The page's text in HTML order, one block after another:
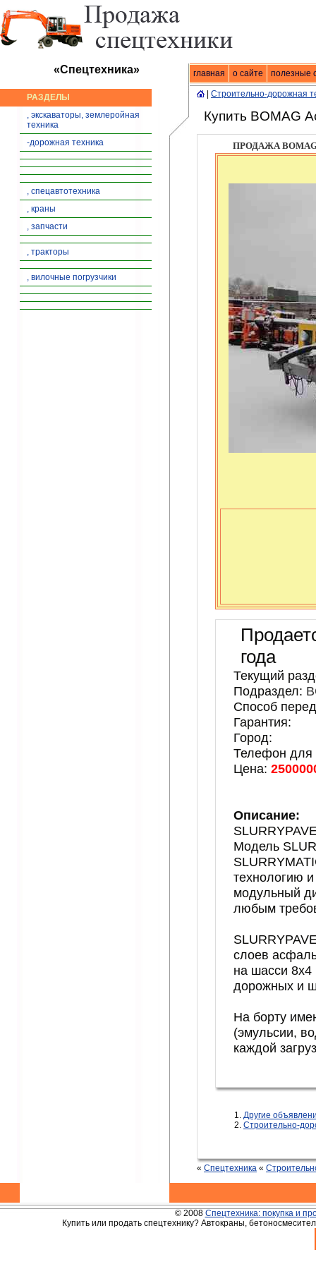
главная о сайте полезные
«Спецтехника» Спецтехника| продажа
РАЗДЕЛЫ
, экскаваторы, землеройная
техника
-дорожная техника
, спецавтотехника
, краны
, запчасти
, тракторы
, вилочные погрузчики
Строительно-дорожная
Купить BOMAG
ПРОДАЖА
года
Текущий
Подраздел:
Способ
Гарантия:
Город:
Телефон для
Цена:
Описание:
Модель
технологию
модульный
любым
слоев
на шасси 8х4
дорожных и
На борту
(эмульсии,
каждой
Другие
Строительно-
« Спецтехника «
© 2008 Спецтехника: покупка и
Купить или продать спецтехнику? Автокраны,